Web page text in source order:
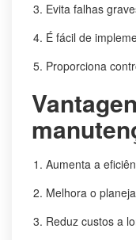
Evita falhas
É fácil de
Proporciona
Aumenta a
Melhora o
Reduz custos a